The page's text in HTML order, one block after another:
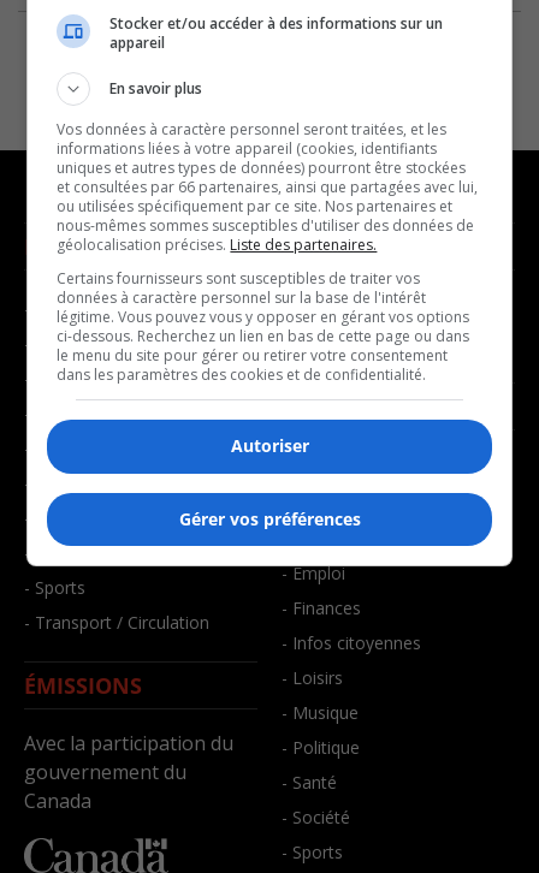
NOUVELLES
- Affaires municipales
- Communauté / Social
- Culture
- Économie
- Éducation
- Environnement
- Faits divers
- Santé et bien-être
- Sports
- Transport / Circulation
ÉMISSIONS
Avec la participation du
gouvernement du
Canada
MUSIQUE
- Décompte franco
- Joué récemment
BALADOS
- Affaires
- Emploi
- Finances
- Infos citoyennes
- Loisirs
- Musique
- Politique
- Santé
- Société
- Sports
Stocker et/ou accéder à des informations sur un
appareil
En savoir plus
Vos données à caractère personnel seront traitées, et les
informations liées à votre appareil (cookies, identifiants
uniques et autres types de données) pourront être stockées
et consultées par 66 partenaires, ainsi que partagées avec lui,
ou utilisées spécifiquement par ce site. Nos partenaires et
nous-mêmes sommes susceptibles d'utiliser des données de
géolocalisation précises. Liste des partenaires.
Certains fournisseurs sont susceptibles de traiter vos
données à caractère personnel sur la base de l'intérêt
légitime. Vous pouvez vous y opposer en gérant vos options
ci-dessous. Recherchez un lien en bas de cette page ou dans
le menu du site pour gérer ou retirer votre consentement
dans les paramètres des cookies et de confidentialité.
Autoriser
Gérer vos préférences